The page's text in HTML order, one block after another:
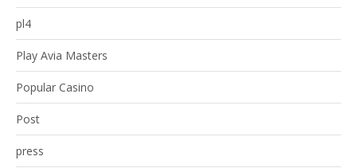
pl4
Play Avia Masters
Popular Casino
Post
press